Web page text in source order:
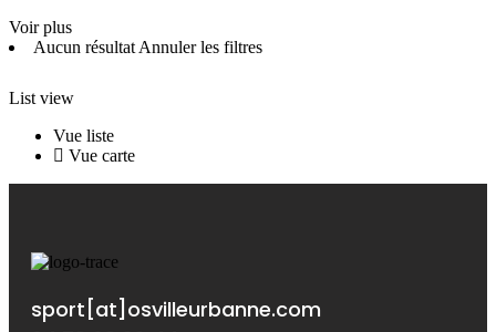
Voir plus
Aucun résultatAnnuler les filtres
List view
Vue liste
Vue carte
sport[at]osvilleurbanne.com